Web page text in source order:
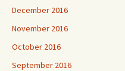
December 2016
November 2016
October 2016
September 2016